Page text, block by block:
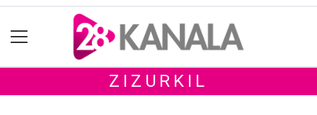
ZIZURKIL